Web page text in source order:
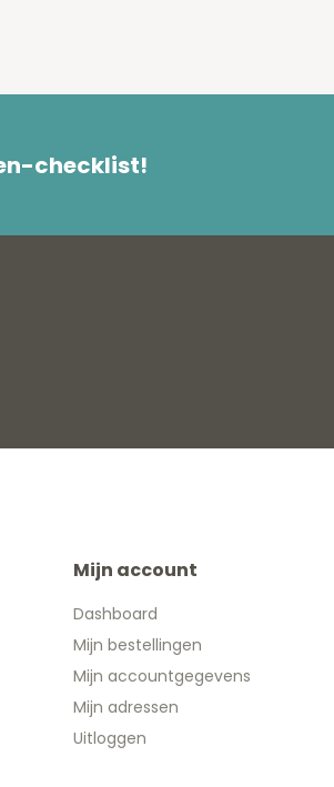
checklist!
Mijn account
Dashboard
Mijn bestellingen
Mijn accountgegevens
Mijn adressen
Uitloggen